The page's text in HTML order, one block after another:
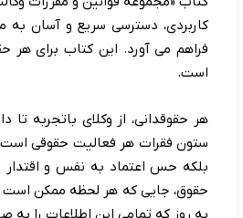
کاربردی، دسترسی سریع و آسان به
فراهم می آورد. این کتاب برای هر
است.
هر حقوقدانی، از وکلای باتجربه
ستون فقرات هر فعالیت حقوقی
بلکه حس اعتماد به نفس و اقتدار
حقوق، جایی که هر لحظه ممکن است
به روز که تمامی این اطلاعات را